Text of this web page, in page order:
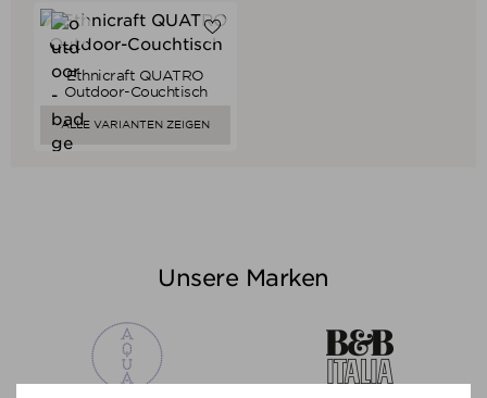
Verkaufspreis
ab 949,00 €
901,55 €
Ethnicraft QUATRO
Outdoor-Couchtisch
ALLE VARIANTEN ZEIGEN
Unsere Marken